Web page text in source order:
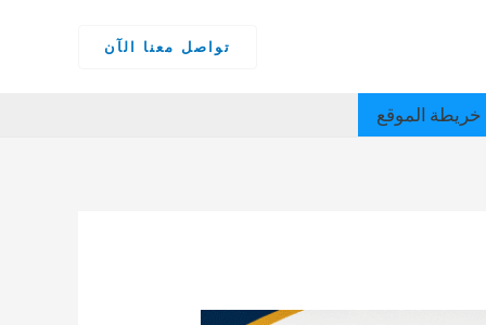
تواصل معنا الآن
خريطة الموقع